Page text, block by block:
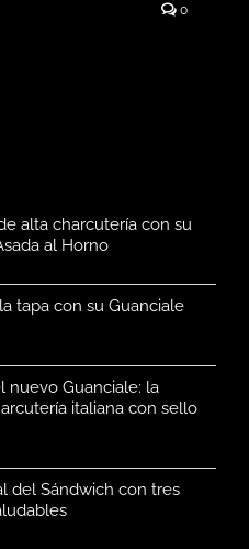
0
alta charcutería con su
al Horno
tapa con su Guanciale
nuevo Guanciale: la
italiana con sello
del Sándwich con tres